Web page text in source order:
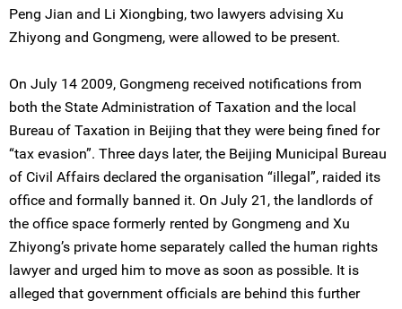
Peng Jian and Li Xiongbing, two lawyers advising Xu
Zhiyong and Gongmeng, were allowed to be present.
On July 14 2009, Gongmeng received notifications from
both the State Administration of Taxation and the local
Bureau of Taxation in Beijing that they were being fined for
“tax evasion”. Three days later, the Beijing Municipal Bureau
of Civil Affairs declared the organisation “illegal”, raided its
office and formally banned it. On July 21, the landlords of
the office space formerly rented by Gongmeng and Xu
Zhiyong’s private home separately called the human rights
lawyer and urged him to move as soon as possible. It is
alleged that government officials are behind this further